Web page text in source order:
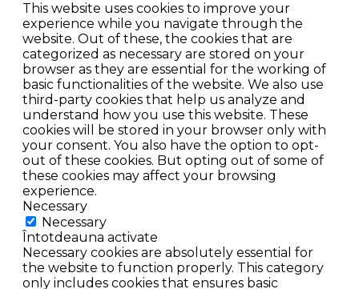
This website uses cookies to improve your
experience while you navigate through the
website. Out of these, the cookies that are
categorized as necessary are stored on your
browser as they are essential for the working of
basic functionalities of the website. We also use
third-party cookies that help us analyze and
understand how you use this website. These
cookies will be stored in your browser only with
your consent. You also have the option to opt-
out of these cookies. But opting out of some of
these cookies may affect your browsing
experience.
Necessary
Necessary
Întotdeauna activate
Necessary cookies are absolutely essential for
the website to function properly. This category
only includes cookies that ensures basic